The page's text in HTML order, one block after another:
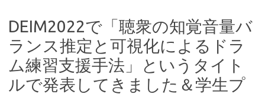
DEIM2022で「聴衆の知覚音量バ
ランス推定と可視化によるドラ
ム練習支援手法」というタイト
ルで発表してきました＆学生プ